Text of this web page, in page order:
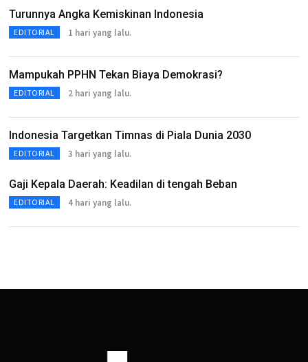
Turunnya Angka Kemiskinan Indonesia
EDITORIAL 1 hari yang lalu.
Mampukah PPHN Tekan Biaya Demokrasi?
EDITORIAL 2 hari yang lalu.
Indonesia Targetkan Timnas di Piala Dunia 2030
EDITORIAL 3 hari yang lalu.
Gaji Kepala Daerah: Keadilan di tengah Beban
EDITORIAL 4 hari yang lalu.